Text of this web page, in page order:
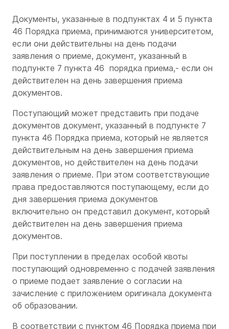
Документы, указанные в подпунктах 4 и 5 пункта
46 Порядка приема, принимаются университетом,
если они действительны на день подачи
заявления о приеме, документ, указанный в
подпункте 7 пункта 46 порядка приема,- если он
действителен на день завершения приема
документов.
Поступающий может представить при подаче
документов документ, указанный в подпункте 7
пункта 46 Порядка приема, который не является
действительным на день завершения приема
документов, но действителен на день подачи
заявления о приеме. При этом соответствующие
права предоставляются поступающему, если до
дня завершения приема документов
включительно он представил документ, который
действителен на день завершения приема
документов.
При поступлении в пределах особой квоты
поступающий одновременно с подачей заявления
о приеме подает заявление о согласии на
зачисление с приложением оригинала документа
об образовании.
В соответствии с пунктом 46 Порядка приема при